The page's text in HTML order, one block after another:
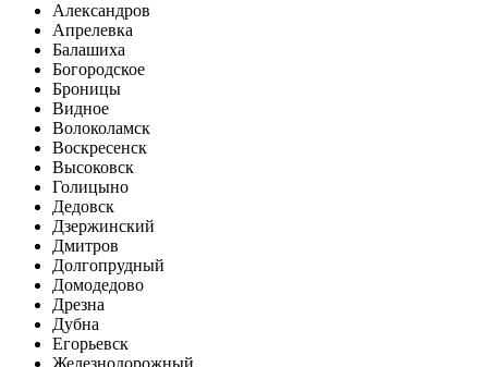
Александров
Апрелевка
Балашиха
Богородское
Броницы
Видное
Волоколамск
Воскресенск
Высоковск
Голицыно
Дедовск
Дзержинский
Дмитров
Долгопрудный
Домодедово
Дрезна
Дубна
Егорьевск
Железнодорожный